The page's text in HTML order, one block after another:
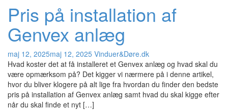
Pris på installation af
Genvex anlæg
maj 12, 2025maj 12, 2025 Vinduer&Døre.dk
Hvad koster det at få installeret et Genvex anlæg og hvad skal du
være opmærksom på? Det kigger vi nærmere på i denne artikel,
hvor du bliver klogere på alt lige fra hvordan du finder den bedste
pris på installation af Genvex anlæg samt hvad du skal kigge efter
når du skal finde et nyt […]